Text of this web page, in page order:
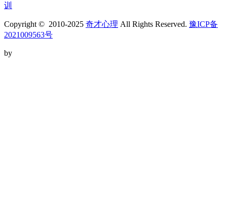
训
Copyright © 2010-2025 奇才心理 All Rights Reserved. 豫ICP备
2021009563号
by